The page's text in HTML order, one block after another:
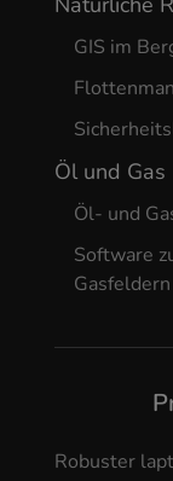
GIS im
Öl und Gas
Öl- und
Software
Gasfeldern
Robuster